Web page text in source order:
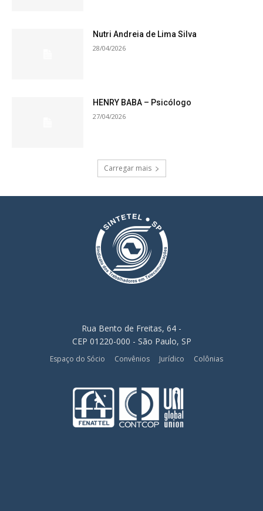
Nutri Andreia de Lima Silva
28/04/2026
HENRY BABA – Psicólogo
27/04/2026
Carregar mais
Rua Bento de Freitas, 64 -
CEP 01220-000 - São Paulo, SP
Espaço do Sócio Convênios Jurídico Colônias